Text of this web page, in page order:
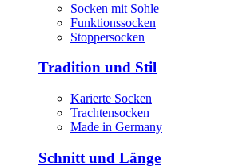
Socken mit Sohle
Funktionssocken
Stoppersocken
Tradition und Stil
Karierte Socken
Trachtensocken
Made in Germany
Schnitt und Länge